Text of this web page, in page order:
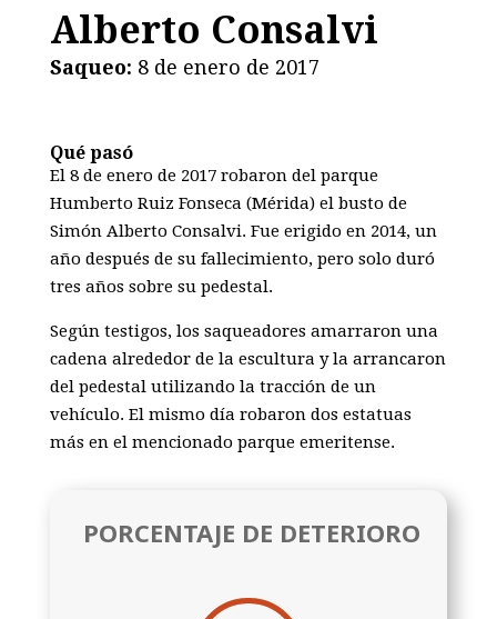
Alberto Consalvi
Saqueo: 8 de enero de 2017
Qué pasó
El 8 de enero de 2017 robaron del parque
Humberto Ruiz Fonseca (Mérida) el busto de
Simón Alberto Consalvi. Fue erigido en 2014, un
año después de su fallecimiento, pero solo duró
tres años sobre su pedestal.
Según testigos, los saqueadores amarraron una
cadena alrededor de la escultura y la arrancaron
del pedestal utilizando la tracción de un
vehículo. El mismo día robaron dos estatuas
más en el mencionado parque emeritense.
PORCENTAJE DE DETERIORO